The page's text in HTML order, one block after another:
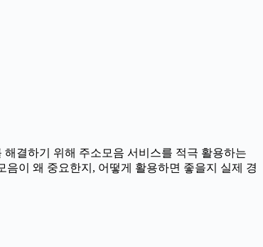
결하기 위해 주소모음 서비스를 적극 활용하는
이 왜 중요한지, 어떻게 활용하면 좋을지 실제 경